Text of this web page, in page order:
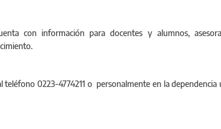
con información para docentes y alumnos,
0223-4774211 o personalmente en la dependencia